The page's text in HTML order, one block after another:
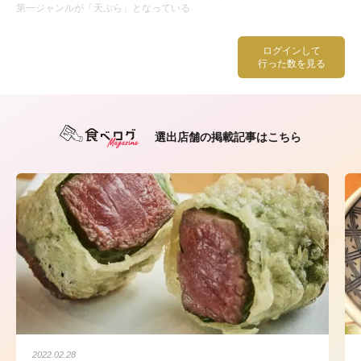
ログインして
行った数を見る
第一ジャンルが「天ぷら」となっている
選出店舗の掲載記事はこちら
2022.02.28